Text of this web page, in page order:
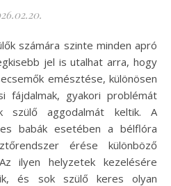
jel is utalhat arra, hogy
emésztése, különösen
fájdalmak, gyakori problémát
szülő aggodalmát keltik. A
babák esetében a bélflóra
érése különböző
ilyen helyzetek kezelésére
és sok szülő keres olyan